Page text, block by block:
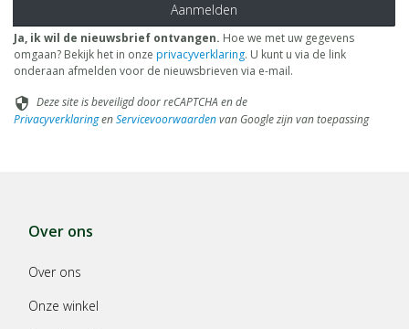
Aanmelden
Ja, ik wil de nieuwsbrief ontvangen. Hoe we met uw gegevens
omgaan? Bekijk het in onze privacyverklaring. U kunt u via de link
onderaan afmelden voor de nieuwsbrieven via e-mail.
security Deze site is beveiligd door reCAPTCHA en de
PrivacyverklaringenServicevoorwaardenvan Google zijn van toepassing
Over ons
Over ons
Onze winkel